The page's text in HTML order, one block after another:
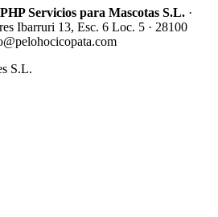
PHP Servicios para Mascotas S.L. ·
Ibarruri 13, Esc. 6 Loc. 5 · 28100
S.L.